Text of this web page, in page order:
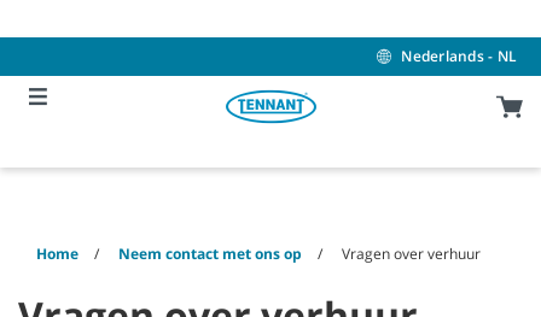
to
to
menu
Nederlands - NL
Home Neem contact met ons op Vragen over verhuur